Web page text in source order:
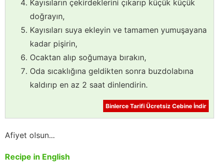
Kayısıların çekirdeklerini çıkarıp küçük küçük
doğrayın,
Kayısıları suya ekleyin ve tamamen yumuşayana
kadar pişirin,
Ocaktan alıp soğumaya bırakın,
Oda sıcaklığına geldikten sonra buzdolabına
kaldırıp en az 2 saat dinlendirin.
Binlerce Tarifi Ücretsiz Cebine İndir
Afiyet olsun...
Recipe in English